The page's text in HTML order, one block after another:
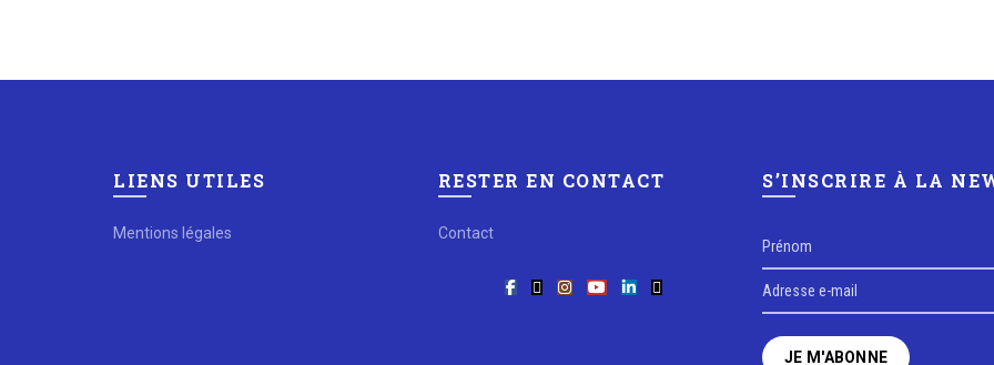
LIENS UTILES
Mentions légales
RESTER EN CONTACT
Contact
S’INSCRIRE À LA